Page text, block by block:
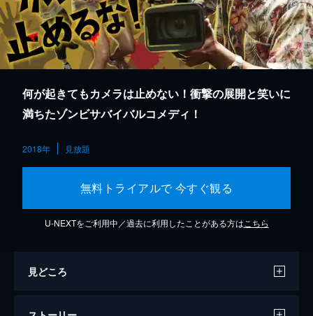
何が起きてもカメラは止めない！衝撃の展開と笑いに
満ちたゾンビサバイバルコメディ！
2018年 見放題
無料トライアルで 今すぐ観る
U-NEXTをご利用中／過去に利用したことがある方は こちら
見どころ